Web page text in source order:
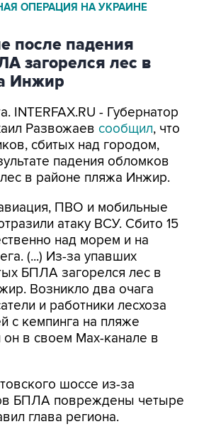
ОПЕРАЦИЯ НА УКРАИНЕ
после падения
загорелся лес в
Инжир
INTERFAX.RU - Губернатор
Развожаев сообщил, что
сбитых над городом,
падения обломков
в районе пляжа Инжир.
ПВО и мобильные
атаку ВСУ. Сбито 15
над морем и на
(...) Из-за упавших
БПЛА загорелся лес в
Возникло два очага
и работники лесхоза
с кемпинга на пляже
он в своем Мах-канале в
шоссе из-за
БПЛА повреждены четыре
глава региона.